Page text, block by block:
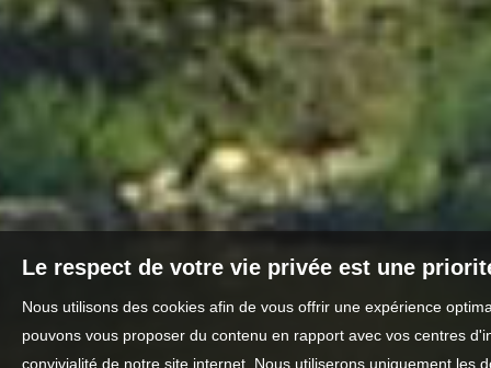
Le respect de votre vie privée est une
Nous utilisons des cookies afin de vous offrir une expérience
pouvons vous proposer du contenu en rapport avec vos centres
convivialité de notre site internet. Nous utiliserons uniquement les